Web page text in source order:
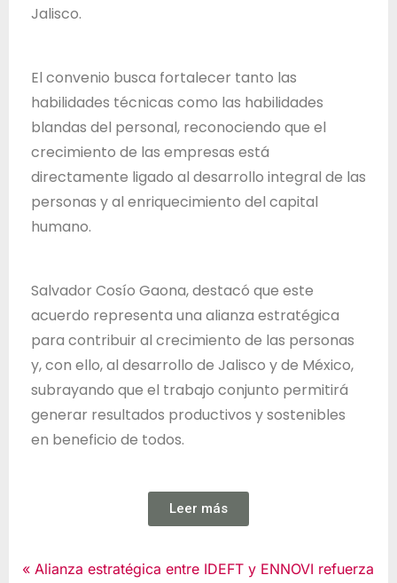
a
l
i
s
c
o
Jalisco.
El convenio busca fortalecer tanto las
habilidades técnicas como las habilidades
blandas del personal, reconociendo que el
crecimiento de las empresas está
directamente ligado al desarrollo integral de las
personas y al enriquecimiento del capital
humano.
Salvador Cosío Gaona, destacó que este
acuerdo representa una alianza estratégica
para contribuir al crecimiento de las personas
y, con ello, al desarrollo de Jalisco y de México,
subrayando que el trabajo conjunto permitirá
generar resultados productivos y sostenibles
en beneficio de todos.
Leer más
Noticias
Alianza estratégica entre IDEFT y ENNOVI refuerza